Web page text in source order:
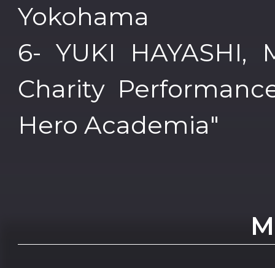
Yokohama
6- YUKI HAYASHI,
Charity
Hero Academia"